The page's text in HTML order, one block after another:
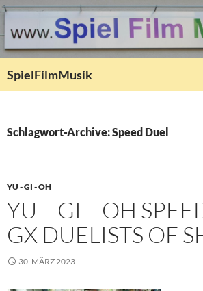
SpielFilmMusik
Schlagwort-Archive: Speed Duel
YU - GI - OH
YU – GI – OH
GX DUELISTS OF
30. MÄRZ 2023